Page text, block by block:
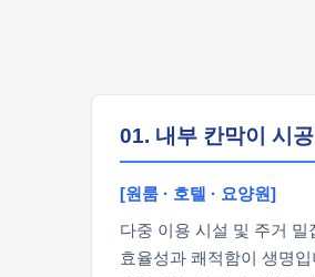
01. 내부 칸막이 시공
[원룸 · 호텔 · 요양원]
다중 이용 시설 및 주거
효율성과 쾌적함이 생명